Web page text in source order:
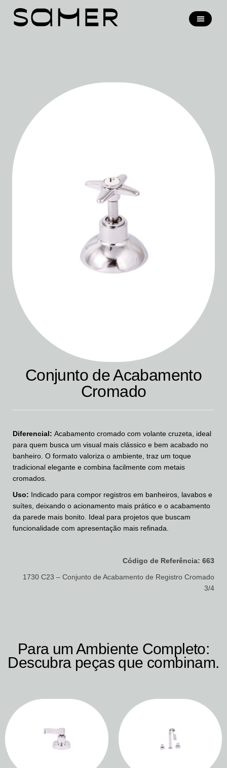
Conjunto de Acabamento
Cromado
Diferencial: Acabamento cromado com volante cruzeta, ideal
para quem busca um visual mais clássico e bem acabado no
banheiro. O formato valoriza o ambiente, traz um toque
tradicional elegante e combina facilmente com metais
cromados.
Uso: Indicado para compor registros em banheiros, lavabos e
suítes, deixando o acionamento mais prático e o acabamento
da parede mais bonito. Ideal para projetos que buscam
funcionalidade com apresentação mais refinada.
Código de Referência: 663
1730 C23 – Conjunto de Acabamento de Registro Cromado
3/4
Para um Ambiente Completo:
Descubra peças que combinam.
Produtos relacionados